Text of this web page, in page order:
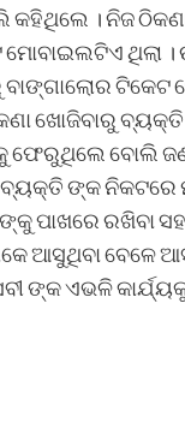
କହିଥିଲେ । ନିଜ
ଥିଲା
ବାଙ୍ଗାଲୋର ଟିକେଟ
ଖୋଜିବାରୁ
ଫେରୁଥିଲେ ବୋଲି
ଙ୍କ ନିକଟରେ
ପାଖରେ ରଖିବା
ଆସୁଥିବା ବେଳେ
ଙ୍କ ଏଭଳି